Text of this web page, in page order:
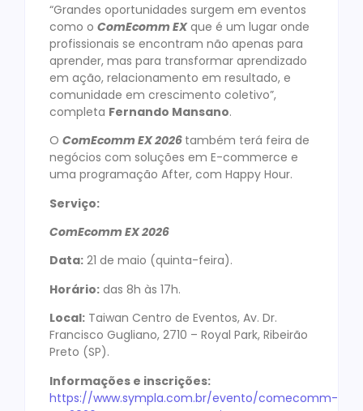
“Grandes oportunidades surgem em eventos
como o ComEcomm EXque é um lugar onde
profissionais se encontram não apenas para
aprender, mas para transformar aprendizado
em ação, relacionamento em resultado, e
comunidade em crescimento coletivo”,
completa Fernando Mansano.
O ComEcomm EX 2026 também terá feira de
negócios com soluções em E-commerce e
uma programação After, com Happy Hour.
Serviço:
ComEcomm EX 2026
Data: 21 de maio (quinta-feira).
Horário: das 8h às 17h.
Local: Taiwan Centro de Eventos, Av. Dr.
Francisco Gugliano, 2710 – Royal Park, Ribeirão
Preto (SP).
Informações e inscrições:
https://www.sympla.com.br/evento/comecomm-